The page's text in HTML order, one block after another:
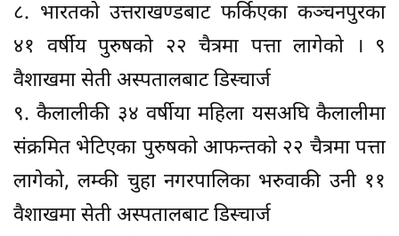
८. भारतको उत्तराखण्डबाट फर्किएका कञ्चनपुरका
४१ वर्षीय पुरुषको २२ चैत्रमा पत्ता लागेको । ९
वैशाखमा सेती अस्पतालबाट डिस्चार्ज
९. कैलालीकी ३४ वर्षीया महिला यसअघि कैलालीमा
संक्रमित भेटिएका पुरुषको आफन्तको २२ चैत्रमा पत्ता
लागेको, लम्की चुहा नगरपालिका भरुवाकी उनी ११
वैशाखमा सेती अस्पतालबाट डिस्चार्ज